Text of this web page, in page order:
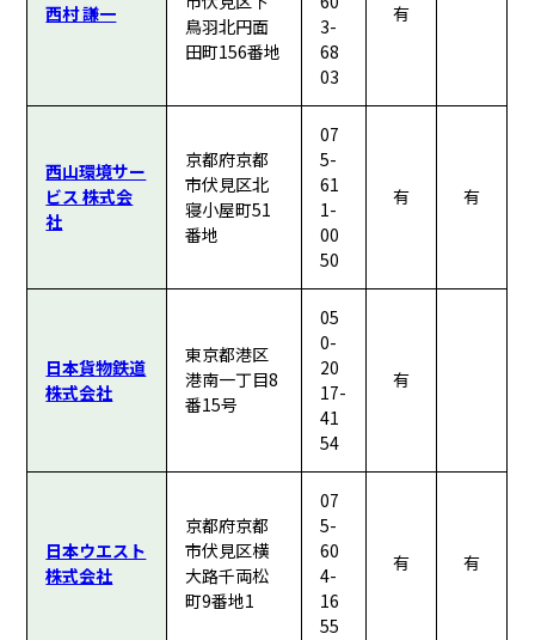
西村 謙一
鳥羽北円面
田町156番地
3-
68
03
有
西山環境サー
ビス 株式会
社
京都府京都
市伏見区北
寝小屋町51
番地
07
5-
61
1-
00
50
有 有
日本貨物鉄道
株式会社
東京都港区
港南一丁目8
番15号
05
0-
20
17-
41
54
有
日本ウエスト
株式会社
京都府京都
市伏見区横
大路千両松
町9番地1
07
5-
60
4-
16
55
有 有